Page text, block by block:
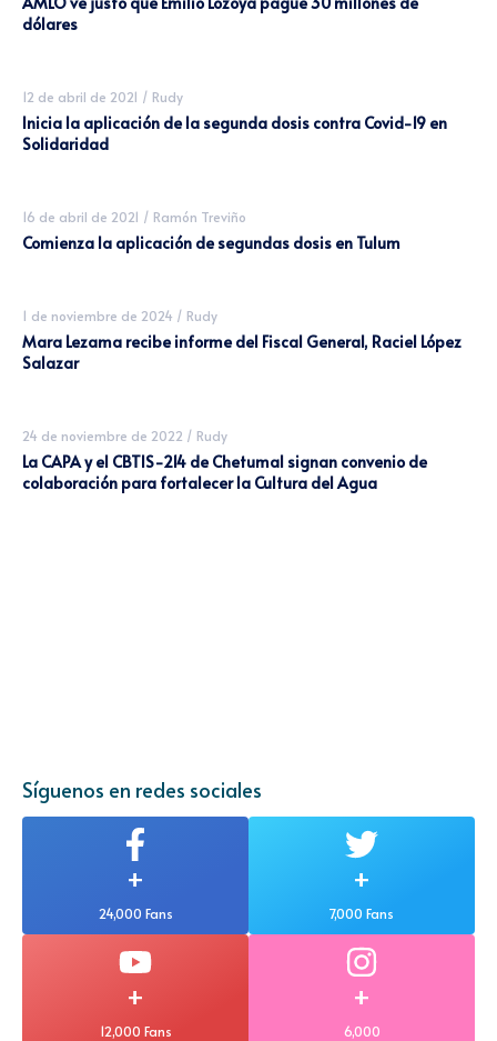
dólares
12 de abril de 2021 / Rudy
Inicia la aplicación de la segunda dosis contra Covid-19 en
Solidaridad
16 de abril de 2021 / Ramón Treviño
Comienza la aplicación de segundas dosis en Tulum
1 de noviembre de 2024 / Rudy
Mara Lezama recibe informe del Fiscal General, Raciel López
Salazar
24 de noviembre de 2022 / Rudy
La CAPA y el CBTIS-214 de Chetumal signan convenio de
colaboración para fortalecer la Cultura del Agua
Síguenos en redes sociales
+
24,000 Fans
+
7,000 Fans
+
12,000 Fans
+
6,000